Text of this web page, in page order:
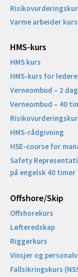
Varme arbeider kurs
HMS-kurs
HMS kurs
HMS-kurs for ledere
Verneombud – 2
Verneombud – 40
HMS-rådgivning
HSE-course for
Safety
på engelsk 40 timer
Offshore/Skip​
Offshorekurs
Løfteredskap
Riggerkurs
Vinsjer og
Fallsikringskurs